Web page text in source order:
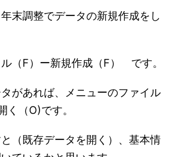
末調整でデータの新規作成をし
（F）ー新規作成（F） です。
があれば、メニューのファイル
く（O)です。
（既存データを開く）、基本情